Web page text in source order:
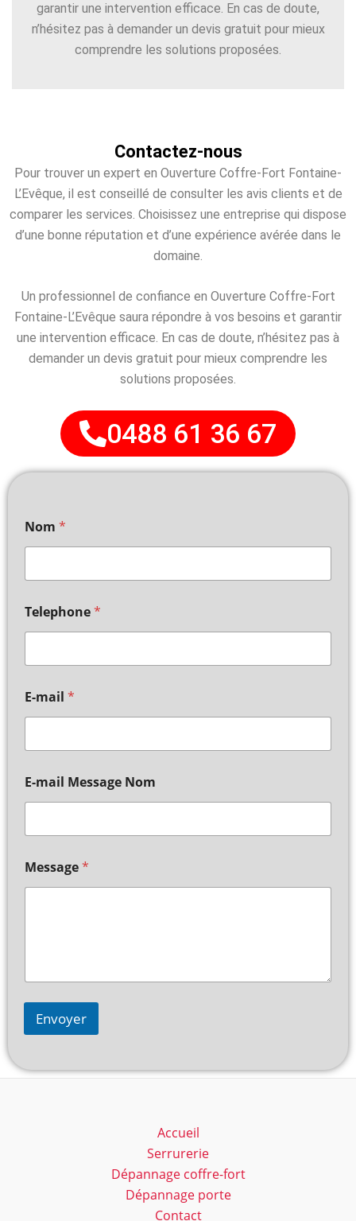
garantir une intervention efficace. En cas de doute,
n’hésitez pas à demander un devis gratuit pour mieux
comprendre les solutions proposées.
Contactez-nous
Pour trouver un expert en Ouverture Coffre-Fort Fontaine-
L’Evêque, il est conseillé de consulter les avis clients et de
comparer les services. Choisissez une entreprise qui dispose
d’une bonne réputation et d’une expérience avérée dans le
domaine.
Un professionnel de confiance en Ouverture Coffre-Fort
Fontaine-L’Evêque saura répondre à vos besoins et garantir
une intervention efficace. En cas de doute, n’hésitez pas à
demander un devis gratuit pour mieux comprendre les
solutions proposées.
0488 61 36 67
Nom *
Telephone*
E-mail *
E-mail Message Nom
Message*
Envoyer
Accueil
Serrurerie
Dépannage coffre-fort
Dépannage porte
Contact